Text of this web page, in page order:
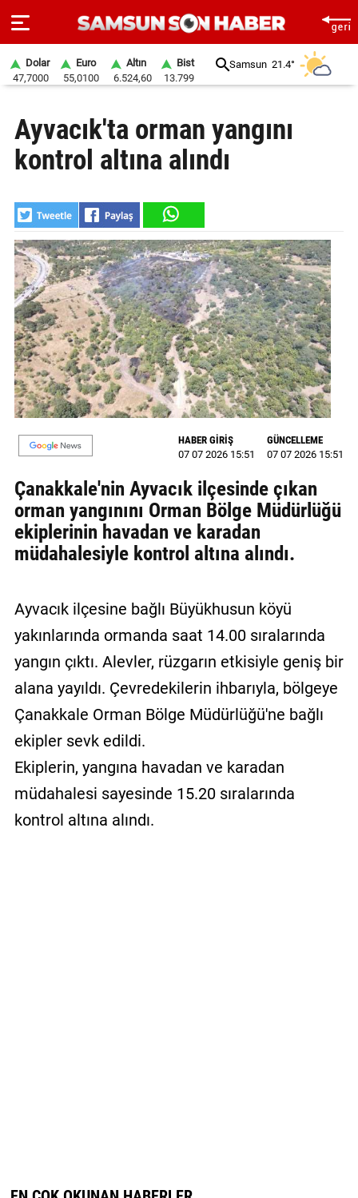
SAYFA
SAMSUN
SAMSUNSPOR
GÜNDEM
SİYASET
EKONOMİ
DÜNYA
MAGAZİN
GALERİ
VİDEO
YAZARLAR
BİZE
ULAŞIN
İletişim
Gizlilik
Politikası
Dolar
47,7000
Euro
55,0100
Altın
6.524,60
Bist
13.799
Samsun 21.4°
Ayvacık'ta orman yangını
kontrol altına alındı
HABER GİRİŞ
07 07 2026 15:51
GÜNCELLEME
07 07 2026 15:51
Çanakkale'nin Ayvacık ilçesinde çıkan
orman yangınını Orman Bölge Müdürlüğü
ekiplerinin havadan ve karadan
müdahalesiyle kontrol altına alındı.
Ayvacık ilçesine bağlı Büyükhusun köyü
yakınlarında ormanda saat 14.00 sıralarında
yangın çıktı. Alevler, rüzgarın etkisiyle geniş bir
alana yayıldı. Çevredekilerin ihbarıyla, bölgeye
Çanakkale Orman Bölge Müdürlüğü'ne bağlı
ekipler sevk edildi.
Ekiplerin, yangına havadan ve karadan
müdahalesi sayesinde 15.20 sıralarında
kontrol altına alındı.